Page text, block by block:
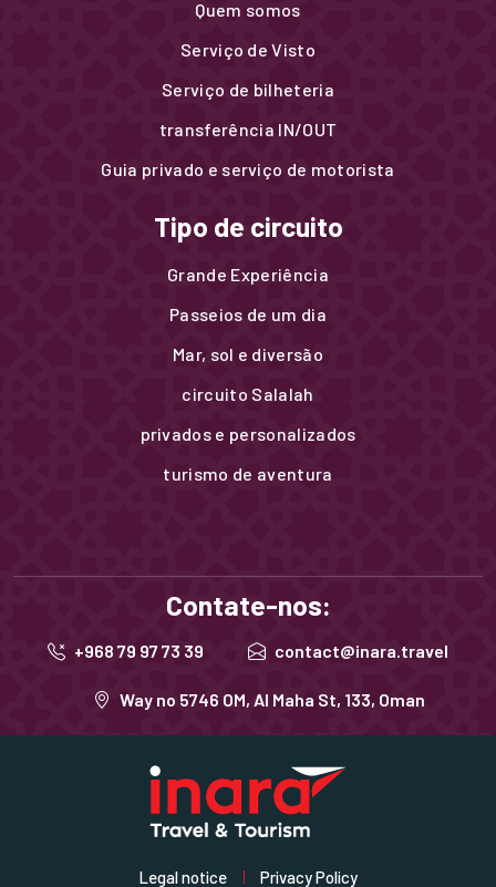
Quem somos
Serviço de Visto
Serviço de bilheteria
transferência IN/OUT
Guia privado e serviço de motorista
Tipo de circuito
Grande Experiência
Passeios de um dia
Mar, sol e diversão
circuito Salalah
privados e personalizados
turismo de aventura
Contate-nos:
+968 79 97 73 39 contact@inara.travel
Way no 5746 OM, Al Maha St, 133, Oman
Legal notice Privacy Policy